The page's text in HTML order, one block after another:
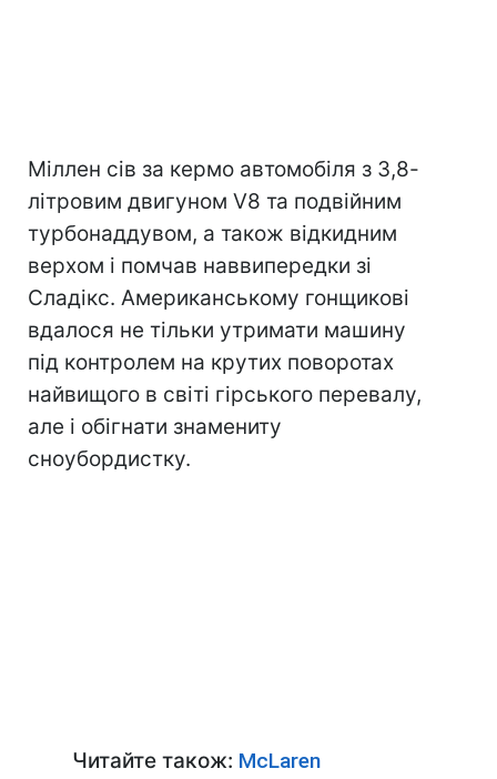
Міллен сів за кермо автомобіля з 3,8-
літровим двигуном V8 та подвійним
турбонаддувом, а також відкидним
верхом і помчав наввипередки зі
Сладікс. Американському гонщикові
вдалося не тільки утримати машину
під контролем на крутих поворотах
найвищого в світі гірського перевалу,
але і обігнати знамениту
сноубордистку.
Читайте також: McLaren